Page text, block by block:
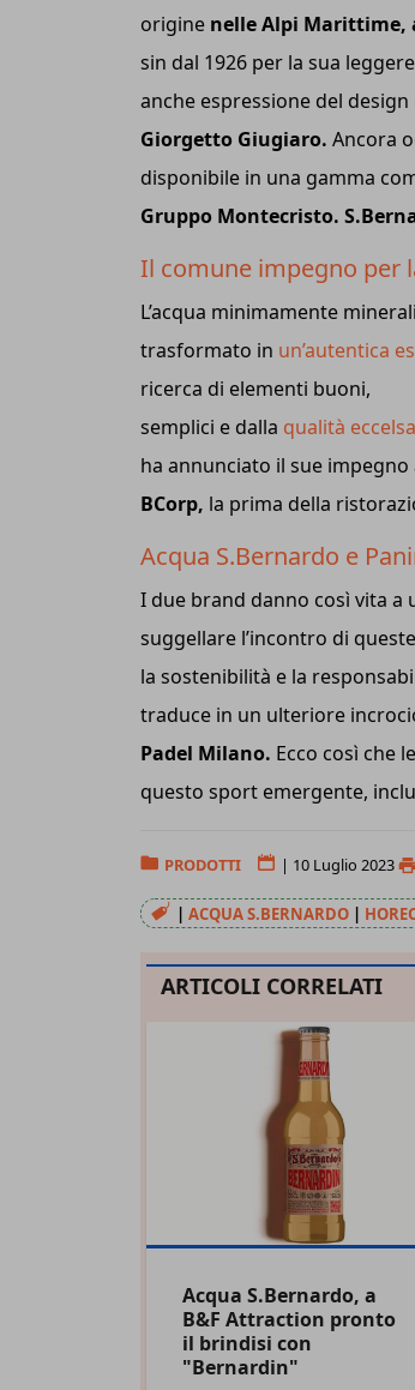
origine nelle Alpi Marittime,
sin dal 1926 per la sua
anche espressione del
Giorgetto Giugiaro. Ancora
disponibile in una gamma
Gruppo Montecristo.
Il comune impegno per
L’acqua minimamente
trasformato in un’autentica
ricerca di elementi buoni,
semplici e dalla qualità
ha annunciato il sue
BCorp, la prima della
Acqua S.Bernardo e
I due brand danno così vita a
suggellare l’incontro di
la sostenibilità e la
traduce in un ulteriore
Padel Milano. Ecco così che
questo sport emergente,
PRODOTTI | 10 Luglio 2023
| ACQUA S.BERNARDO |
ARTICOLI CORRELATI
Acqua S.Bernardo, a
B&F Attraction pronto
il brindisi con
"Bernardin"